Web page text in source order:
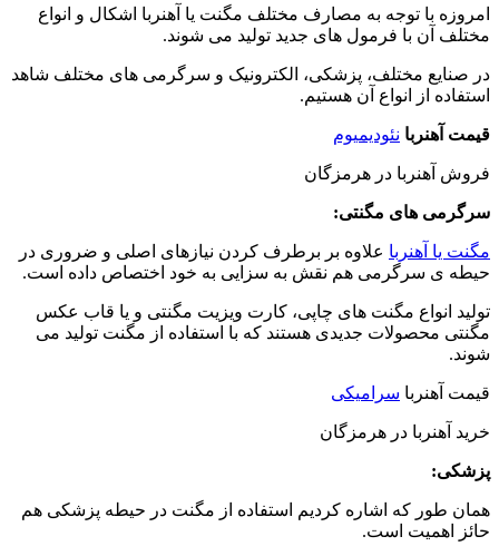
امروزه با توجه به مصارف مختلف مگنت یا آهنربا اشکال و انواع
مختلف آن با فرمول های جدید تولید می شوند.
در صنایع مختلف، پزشکی، الکترونیک و سرگرمی های مختلف شاهد
استفاده از انواع آن هستیم.
قیمت آهنربا نئودیمیوم
فروش آهنربا در هرمزگان
سرگرمی های مگنتی:
مگنت یا آهنربا علاوه بر برطرف کردن نیازهای اصلی و ضروری در
حیطه ی سرگرمی هم نقش به سزایی به خود اختصاص داده است.
تولید انواع مگنت های چاپی، کارت ویزیت مگنتی و یا قاب عکس
مگنتی محصولات جدیدی هستند که با استفاده از مگنت تولید می
شوند.
قیمت آهنربا سرامیکی
خرید آهنربا در هرمزگان
پزشکی:
همان طور که اشاره کردیم استفاده از مگنت در حیطه پزشکی هم
حائز اهمیت است.